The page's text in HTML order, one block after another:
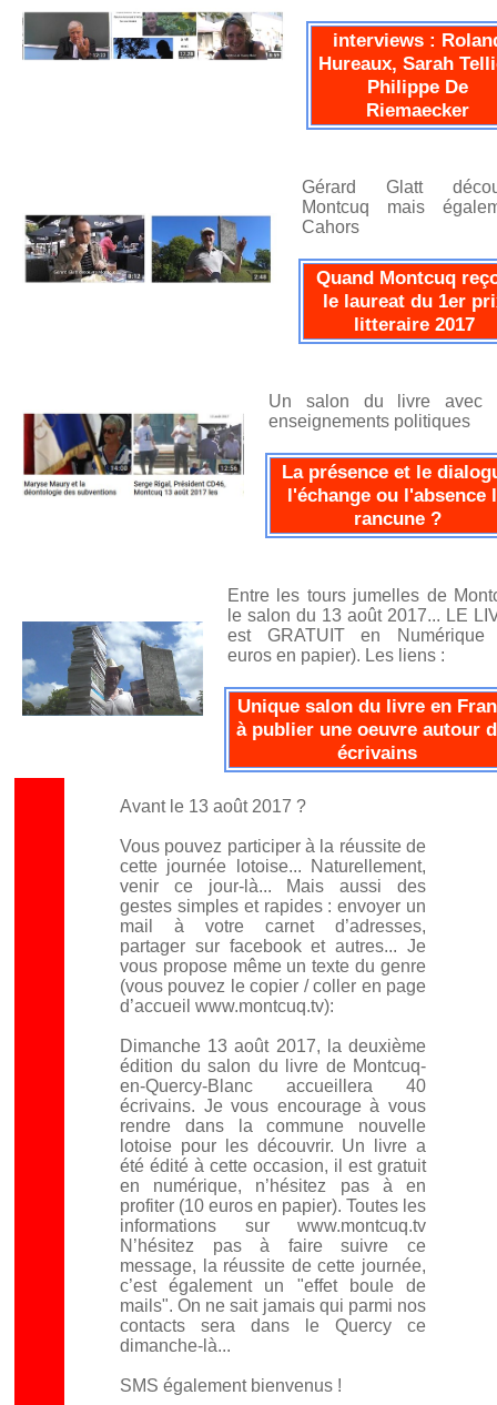
interviews :
Hureaux, Sarah
Philippe De
Riemaecker
Gérard Glatt
Montcuq mais
Cahors
Quand Montcuq
le laureat du 1er
litteraire 2017
Un salon du livre avec
enseignements politiques
La présence et le
l'échange ou l'absence
rancune ?
Entre les tours jumelles de
le salon du 13 août 2017... LE
est GRATUIT en Numérique
euros en papier). Les liens :
Unique salon du livre en
à publier une oeuvre autour
écrivains
Avant le 13 août 2017 ?
Vous pouvez participer à la réussite de
cette journée lotoise... Naturellement,
venir ce jour-là... Mais aussi des
gestes simples et rapides : envoyer un
mail à votre carnet d’adresses,
partager sur facebook et autres... Je
vous propose même un texte du genre
(vous pouvez le copier / coller en page
d’accueil www.montcuq.tv):
Dimanche 13 août 2017, la deuxième
édition du salon du livre de Montcuq-
en-Quercy-Blanc accueillera 40
écrivains. Je vous encourage à vous
rendre dans la commune nouvelle
lotoise pour les découvrir. Un livre a
été édité à cette occasion, il est gratuit
en numérique, n’hésitez pas à en
profiter (10 euros en papier). Toutes les
informations sur www.montcuq.tv
N’hésitez pas à faire suivre ce
message, la réussite de cette journée,
c’est également un "effet boule de
mails". On ne sait jamais qui parmi nos
contacts sera dans le Quercy ce
dimanche-là...
SMS également bienvenus !